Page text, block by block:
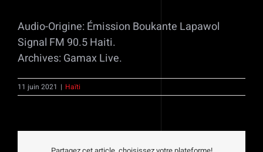
Audio-Origine: Émission Boukante Lapawol
Signal FM 90.5 Haiti.
Archives: Gamax Live.
11 juin 2021 | Haïti